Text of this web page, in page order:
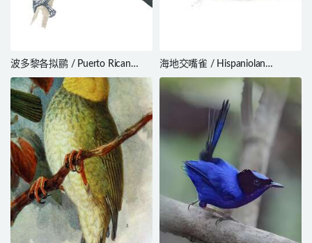
波多黎各拟鹂 / Puerto Rican
Oriole / Icterus portoricensis
海地交嘴雀 / Hispaniolan
Crossbill / Loxia megaplaga